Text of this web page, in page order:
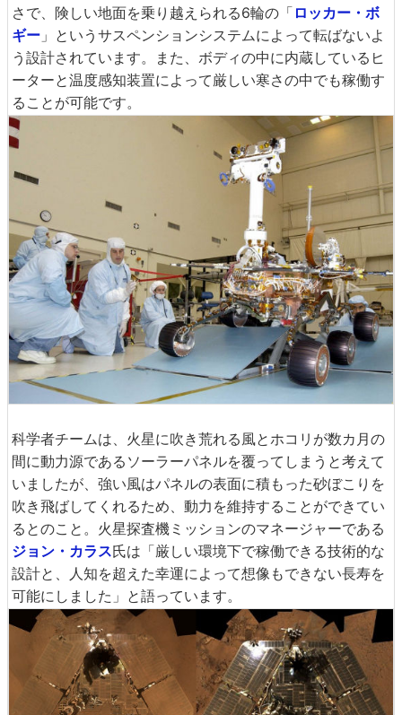
さで、険しい地面を乗り越えられる6輪の「 ロッカー・ボ
ギー 」というサスペンションシステムによって転ばないよ
う設計されています。また、ボディの中に内蔵しているヒ
ーターと温度感知装置によって厳しい寒さの中でも稼働す
ることが可能です。
科学者チームは、火星に吹き荒れる風とホコリが数カ月の
間に動力源であるソーラーパネルを覆ってしまうと考えて
いましたが、強い風はパネルの表面に積もった砂ぼこりを
吹き飛ばしてくれるため、動力を維持することができてい
るとのこと。火星探査機ミッションのマネージャーである
ジョン・カラス氏は「厳しい環境下で稼働できる技術的な
設計と、人知を超えた幸運によって想像もできない長寿を
可能にしました」と語っています。